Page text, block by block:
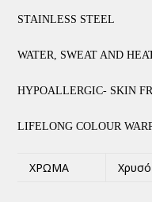
STAINLESS STEEL
WATER, SWEAT AND
HYPOALLERGIC- SKIN
LIFELONG COLOUR
ΧΡΏΜΑ